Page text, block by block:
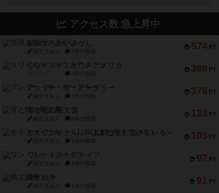
アクセス数 急上昇中
574 PT
無限まちがいさがし
紹介文あり 2件の投稿
389 PT
リワイルド：サウスアメリカ
2件の投稿
378 PT
アンダー・ザ・テーブラー
紹介文あり 1件の投稿
133 PT
宵と暁の呪文書
紹介文あり 8件の投稿
103 PT
セミファイナル ～お前はまだ生きている～
紹介文あり 1件の投稿
97 PT
ワン・トゥ・ファイブ
紹介文あり 1件の投稿
91 PT
南北戦争
紹介文あり 1件の投稿